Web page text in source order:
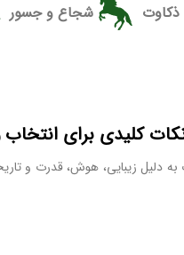
شجاع و جسور
کلیدی برای
دلیل زیبایی، هوش، قدرت و